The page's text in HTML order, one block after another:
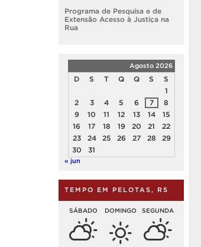
Programa de Pesquisa e de
Extensão Acesso à Justiça na
Rua
Agosto 2026
D S T Q Q S
S
1
2
3 4 5 6 7
8
9
10 11 12 13 14
15
16
17 18 19 20 21
22
23
24 25 26 27 28
29
30
31
« jun
TEMPO EM PELOTAS, RS
SÁBADO DOMINGO SEGUNDA